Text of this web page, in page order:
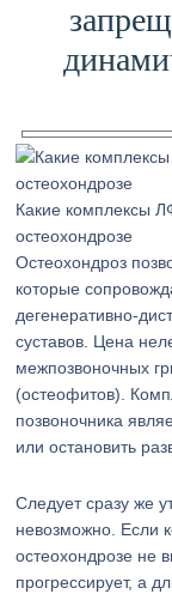
Какие комплексы
остеохондрозе
Остеохондроз
которые
дегенеративно-
суставов. Цена
межпозвоночных
(остеофитов).
позвоночника
или остановить
Следует сразу же
невозможно. Если
остеохондрозе не
прогрессирует, а